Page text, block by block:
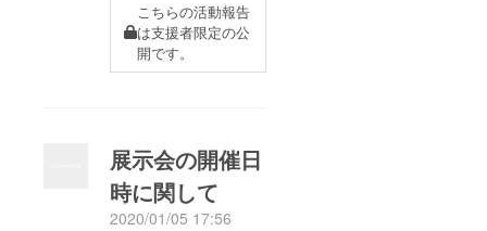
こちらの活動報告
は支援者限定の公
開です。
展示会の開催日
時に関して
2020/01/05 17:56